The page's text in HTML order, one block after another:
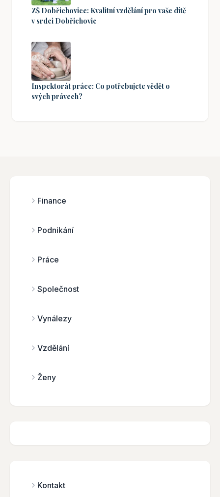
ZŠ Dobřichovice: Kvalitní vzdělání pro vaše dítě
v srdci Dobřichovic
Inspektorát práce: Co potřebujete vědět o
svých právech?
Finance
Podnikání
Práce
Společnost
Vynálezy
Vzdělání
Ženy
Kontakt